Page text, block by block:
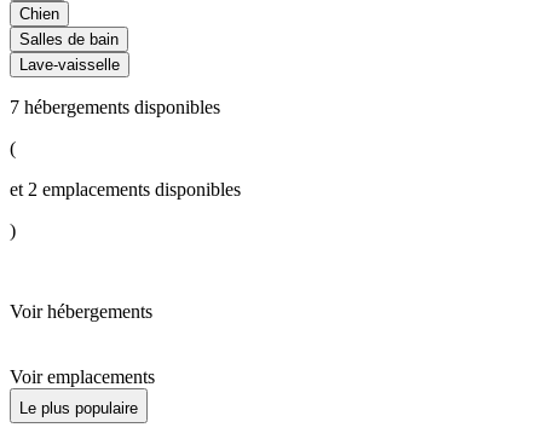
Chien
Salles de bain
Lave-vaisselle
7 hébergements disponibles
(
et 2 emplacements disponibles
)
Voir hébergements
Voir emplacements
Le plus populaire